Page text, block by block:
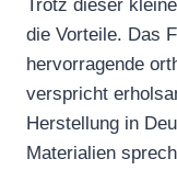
Trotz dieser
die Vorteile. Das
hervorragende
verspricht
Herstellung in
Materialien